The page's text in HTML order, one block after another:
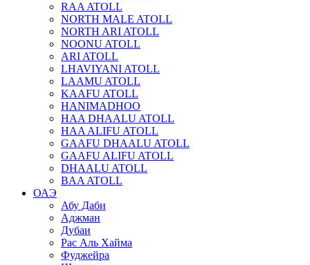
RAA ATOLL
NORTH MALE ATOLL
NORTH ARI ATOLL
NOONU ATOLL
ARI ATOLL
LHAVIYANI ATOLL
LAAMU ATOLL
KAAFU ATOLL
HANIMADHOO
HAA DHAALU ATOLL
HAA ALIFU ATOLL
GAAFU DHAALU ATOLL
GAAFU ALIFU ATOLL
DHAALU ATOLL
BAA ATOLL
ОАЭ
Абу Даби
Аджман
Дубаи
Рас Аль Хайма
Фуджейра